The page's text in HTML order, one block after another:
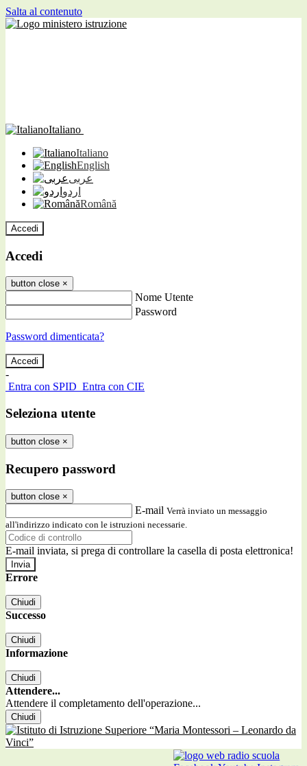
Salta al contenuto
Italiano
Italiano
English
عربى
اردو
Română
Accedi
Accedi
button close ×
Nome Utente
Password
Password dimenticata?
-
Entra con SPID Entra con CIE
Seleziona utente
button close ×
Recupero password
button close ×
E-mail Verrà inviato un messaggio
all'indirizzo indicato con le istruzioni necessarie.
E-mail inviata, si prega di controllare la casella di posta elettronica!
Errore
Chiudi
Successo
Chiudi
Informazione
Chiudi
Attendere...
Attendere il completamento dell'operazione...
Chiudi